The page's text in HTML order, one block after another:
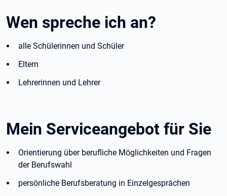
Wen spreche ich an?
alle Schülerinnen und Schüler
Eltern
Lehrerinnen und Lehrer
Mein Serviceangebot für Sie
Orientierung über berufliche Möglichkeiten und Fragen
der Berufswahl
persönliche Berufsberatung in Einzelgesprächen